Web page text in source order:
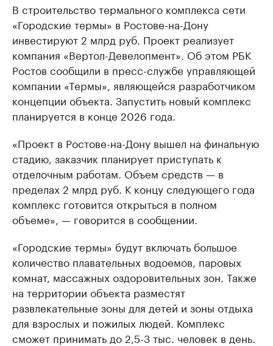
В строительство термального комплекса сети
«Городские термы» в Ростове-на-Дону
инвестируют 2 млрд руб. Проект реализует
компания «Вертол-Девелопмент». Об этом РБК
Ростов сообщили в пресс-службе управляющей
компании «Термы», являющейся разработчиком
концепции объекта. Запустить новый комплекс
планируется в конце 2026 года.
«Проект в Ростове-на-Дону вышел на финальную
стадию, заказчик планирует приступать к
отделочным работам. Объем средств — в
пределах 2 млрд руб. К концу следующего года
комплекс готовится открыться в полном
объеме», — говорится в сообщении.
«Городские термы» будут включать большое
количество плавательных водоемов, паровых
комнат, массажных оздоровительных зон. Также
на территории объекта разместят
развлекательные зоны для детей и зоны отдыха
для взрослых и пожилых людей. Комплекс
сможет принимать до 2,5-3 тыс. человек в день.